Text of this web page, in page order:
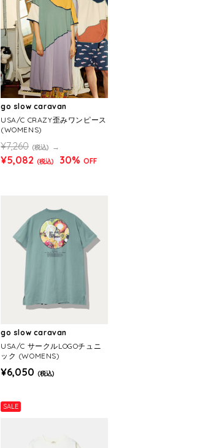
go slow caravan
USA/C CRAZY歪みワンピース
(WOMENS)
¥7,260 (税込)
¥5,082 (税込) 30% OFF
go slow caravan
USA/C サークルLOGOチュニ
ック (WOMENS)
¥6,050 (税込)
SALE